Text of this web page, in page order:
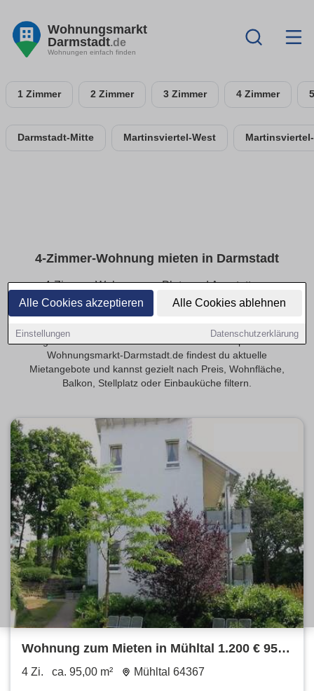
Alle Cookies akzeptieren Alle Cookies ablehnen
Einstellungen Datenschutzerklärung
Wohnungsmarkt
Darmstadt.de
Wohnungen einfach finden
1 Zimmer 2 Zimmer 3 Zimmer 4 Zimmer
Darmstadt-Mitte Martinsviertel-West
4-Zimmer-Wohnung mieten in Darmstadt
4-Zimmer-Wohnungen: Platz und Ausstattung
vergleichen
größere Haushalte oder flexible Wohnkonzepte. Auf
Wohnungsmarkt-Darmstadt.de findest du aktuelle
Mietangebote und kannst gezielt nach Preis, Wohnfläche,
Balkon, Stellplatz oder Einbauküche filtern.
Wohnung zum Mieten in Mühltal 1.200 € 95
m²
4 Zi. ca. 95,00 m² Mühltal 64367